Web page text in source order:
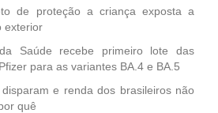
de proteção a criança exposta a
exterior
Saúde recebe primeiro lote das
para as variantes BA.4 e BA.5
e renda dos brasileiros não
quê